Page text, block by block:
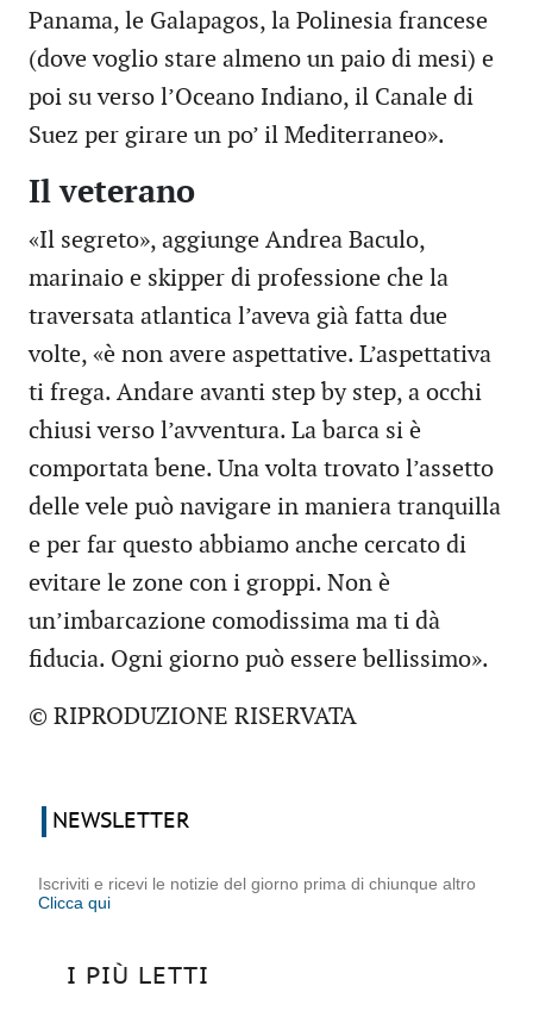
Panama, le Galapagos, la Polinesia francese
(dove voglio stare almeno un paio di mesi) e
poi su verso l’Oceano Indiano, il Canale di
Suez per girare un po’ il Mediterraneo».
Il veterano
«Il segreto», aggiunge Andrea Baculo,
marinaio e skipper di professione che la
traversata atlantica l’aveva già fatta due
volte, «è non avere aspettative. L’aspettativa
ti frega. Andare avanti step by step, a occhi
chiusi verso l’avventura. La barca si è
comportata bene. Una volta trovato l’assetto
delle vele può navigare in maniera tranquilla
e per far questo abbiamo anche cercato di
evitare le zone con i groppi. Non è
un’imbarcazione comodissima ma ti dà
fiducia. Ogni giorno può essere bellissimo».
© RIPRODUZIONE RISERVATA
NEWSLETTER
Iscriviti e ricevi le notizie del giorno prima di chiunque altro
Clicca qui
I PIÙ LETTI